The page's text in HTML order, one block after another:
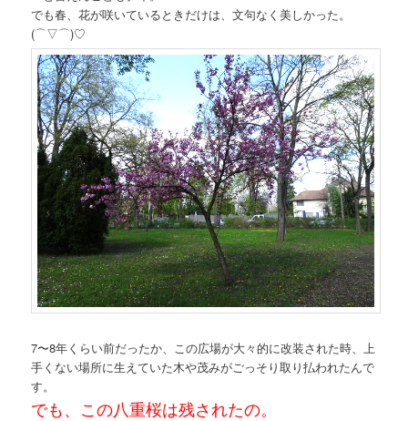
でも春、花が咲いているときだけは、文句なく美しかった。
(⌒▽⌒)♡
7〜8年くらい前だったか、この広場が大々的に改装された時、上
手くない場所に生えていた木や茂みがごっそり取り払われたんで
す。
でも、この八重桜は残されたの。